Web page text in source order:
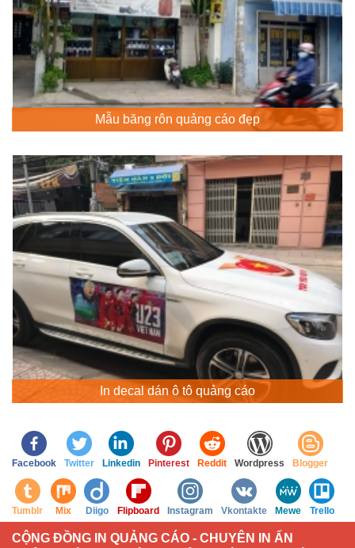
Mẫu băng rôn quảng cáo đẹp
In decal dán ô tô quảng cáo
Facebook Twitter Linkedin Pinterest Reddit Wordpress Blogger
Tumblr Mix Diigo Flipboard Instagram Vkontakte Mewe Trello
CỘNG ĐỒNG IN QUẢNG CÁO - CHUYÊN IN ẤN